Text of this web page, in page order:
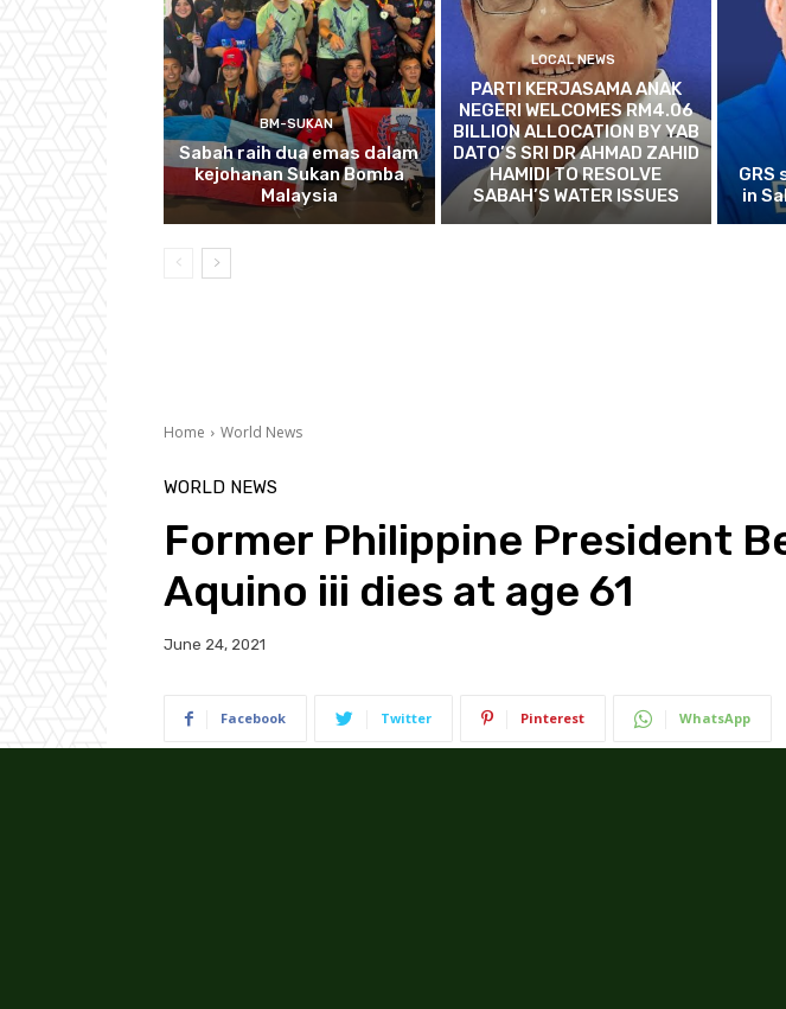
BM-SUKAN
Sabah raih dua emas dalam
kejohanan Sukan Bomba
Malaysia
LOCAL NEWS
PARTI KERJASAMA ANAK
NEGERI WELCOMES RM4.06
BILLION ALLOCATION BY YAB
DATO’S SRI DR AHMAD ZAHID
HAMIDI TO RESOLVE
SABAH’S WATER ISSUES
GRS
in